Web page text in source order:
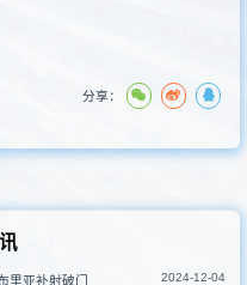
分享：
里亚补射破门 2024-12-04